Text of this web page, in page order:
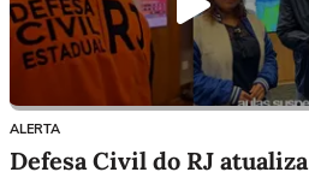
ALERTA
Defesa Civil do RJ atualiza